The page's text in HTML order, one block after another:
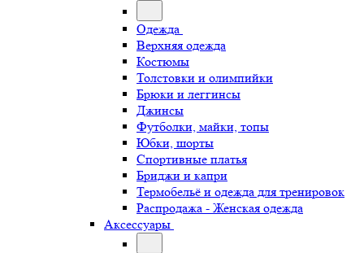
Одежда
Верхняя одежда
Костюмы
Толстовки и олимпийки
Брюки и леггинсы
Джинсы
Футболки, майки, топы
Юбки, шорты
Спортивные платья
Бриджи и капри
Термобельё и одежда для тренировок
Распродажа - Женская одежда
Аксессуары